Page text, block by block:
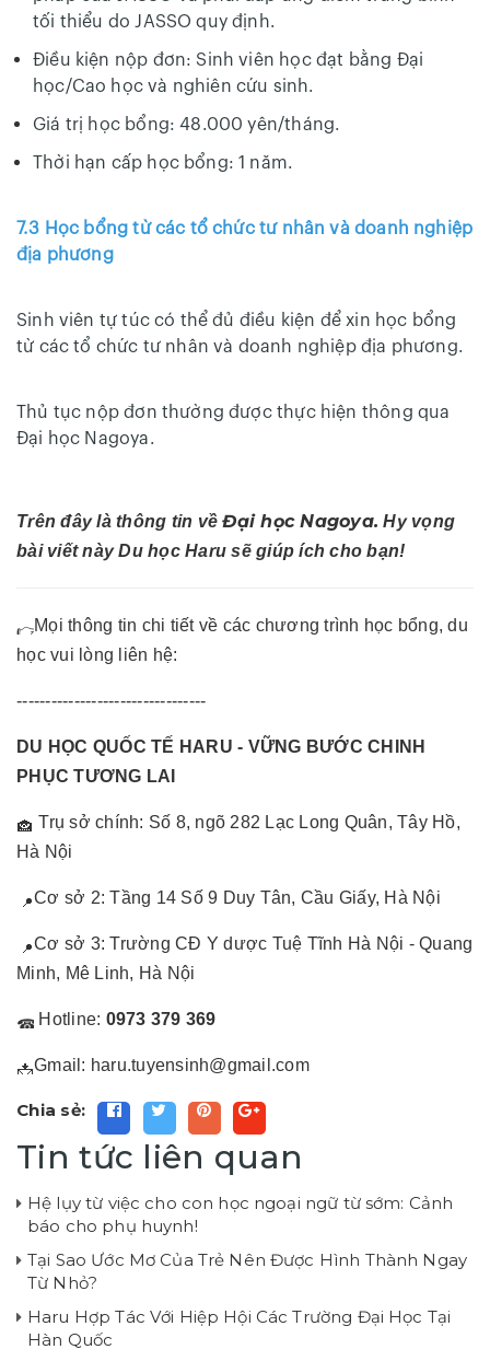
tối thiểu do JASSO quy định.
Điều kiện nộp đơn: Sinh viên học đạt bằng Đại
học/Cao học và nghiên cứu sinh.
Giá trị học bổng: 48.000 yên/tháng.
Thời hạn cấp học bổng: 1 năm.
7.3 Học bổng từ các tổ chức tư nhân và doanh nghiệp
địa phương
Sinh viên tự túc có thể đủ điều kiện để xin học bổng
từ các tổ chức tư nhân và doanh nghiệp địa phương.
Thủ tục nộp đơn thường được thực hiện thông qua
Đại học Nagoya.
Trên đây là thông tin vềĐại học Nagoya. Hy vọng
bài viết này Du học Haru sẽ giúp ích cho bạn!
Mọi thông tin chi tiết về các chương trình học bổng, du
học vui lòng liên hệ:
---------------------------------
DU HỌC QUỐC TẾ HARU - VỮNG BƯỚC CHINH
PHỤC TƯƠNG LAI
Trụ sở chính: Số 8, ngõ 282 Lạc Long Quân, Tây Hồ,
Hà Nội
Cơ sở 2: Tầng 14 Số 9 Duy Tân, Cầu Giấy, Hà Nội
Cơ sở 3: Trường CĐ Y dược Tuệ Tĩnh Hà Nội - Quang
Minh, Mê Linh, Hà Nội
Hotline: 0973 379 369
Gmail: haru.tuyensinh@gmail.com
Chia sẻ:
Tin tức liên quan
Hệ lụy từ việc cho con học ngoại ngữ từ sớm: Cảnh
báo cho phụ huynh!
Tại Sao Ước Mơ Của Trẻ Nên Được Hình Thành Ngay
Từ Nhỏ?
Haru Hợp Tác Với Hiệp Hội Các Trường Đại Học Tại
Hàn Quốc